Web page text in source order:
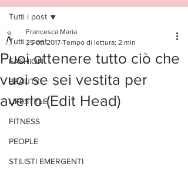
Tutti i post
FASHION
BEAUTY
LIFESTYLE
FITNESS
PEOPLE
STILISTI EMERGENTI
Tutti i post
Puoi ottenere tutto ciò che
vuoi se sei vestita per
averlo (Edit Head)
Francesca Maria
25 ott 2017 Tempo di lettura: 2 min